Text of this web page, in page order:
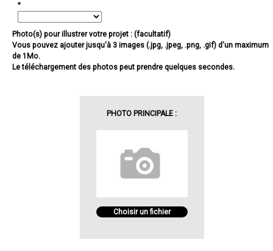
*
Photo(s) pour illustrer votre projet : (facultatif)
Vous pouvez ajouter jusqu'à 3 images (.jpg, .jpeg, .png, .gif) d'un maximum
de 1Mo.
Le téléchargement des photos peut prendre quelques secondes.
PHOTO PRINCIPALE :
Choisir un fichier